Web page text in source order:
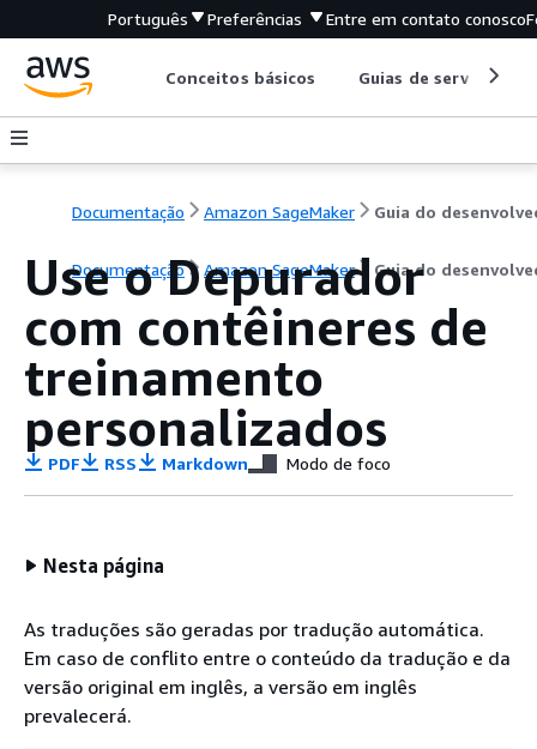
Português Preferências Entre em contato conosco
Conceitos básicos Guias de serviço
Documentação Amazon SageMaker
Documentação Amazon SageMaker Guia do
Use o Depurador
com contêineres de
treinamento
personalizados
PDF RSS Markdown Modo de foco
Nesta página
As traduções são geradas por tradução automática.
Em caso de conflito entre o conteúdo da tradução e da
versão original em inglês, a versão em inglês
prevalecerá.